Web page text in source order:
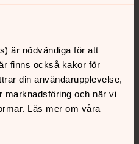
är nödvändiga för att
finns också kakor för
din användarupplevelse,
marknadsföring och när vi
Läs mer om våra